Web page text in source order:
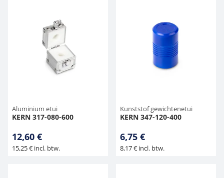
Aluminium etui
KERN 317-080-600
12,60 €
15,25 € incl. btw.
Kunststof gewichtenetui
KERN 347-120-400
6,75 €
8,17 € incl. btw.